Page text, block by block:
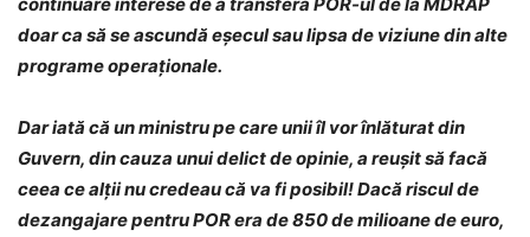
doar ca să se ascundă eșecul sau lipsa de viziune din alte
programe operaționale.
Dar iată că un ministru pe care unii îl vor înlăturat din
Guvern, din cauza unui delict de opinie, a reuşit să facă
ceea ce alţii nu credeau că va fi posibil! Dacă riscul de
dezangajare pentru POR era de 850 de milioane de euro,